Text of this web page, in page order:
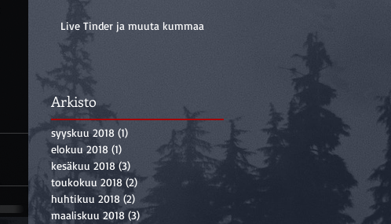
Live Tinder ja muuta kummaa
Arkisto
syyskuu 2018 (1)
elokuu 2018 (1) 1 päivitys
kesäkuu 2018 (3) 3 päivitystä
toukokuu 2018 (2)2 päivitystä
huhtikuu 2018 (2) 2 päivitystä
maaliskuu 2018 (3)3 päivitystä